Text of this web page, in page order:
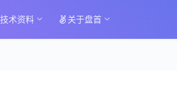
技术资料 关于盘首